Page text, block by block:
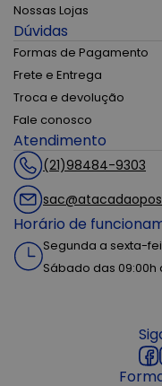
Nossas Lojas
Dúvidas
Formas de Pagamento
Frete e Entrega
Troca e devolução
Fale conosco
Atendimento
(21)98484-9303
Horário de
Segunda a sexta-
Sábado das 09:00h